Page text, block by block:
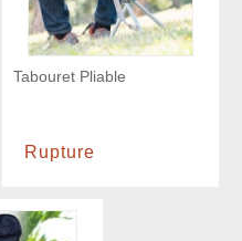
Tabouret Pliable
Rupture